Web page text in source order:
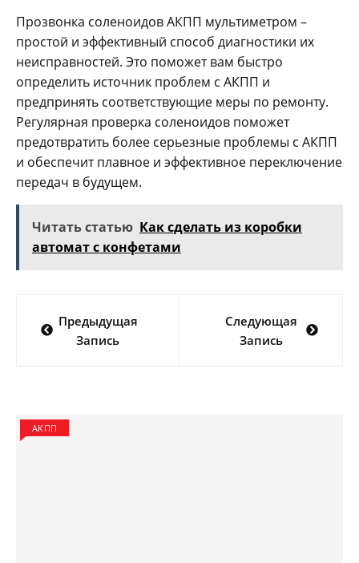
Прозвонка соленоидов АКПП мультиметром –
простой и эффективный способ диагностики их
неисправностей. Это поможет вам быстро
определить источник проблем с АКПП и
предпринять соответствующие меры по ремонту.
Регулярная проверка соленоидов поможет
предотвратить более серьезные проблемы с АКПП
и обеспечит плавное и эффективное переключение
передач в будущем.
Читать статью Как сделать из коробки
автомат с конфетами
по
Предыдущая
Запись
Следующая
Запись
АКПП